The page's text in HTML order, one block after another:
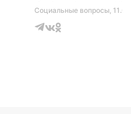
Социальные вопросы,